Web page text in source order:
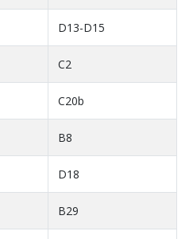
D13-D15
C2
C20b
B8
D18
B29